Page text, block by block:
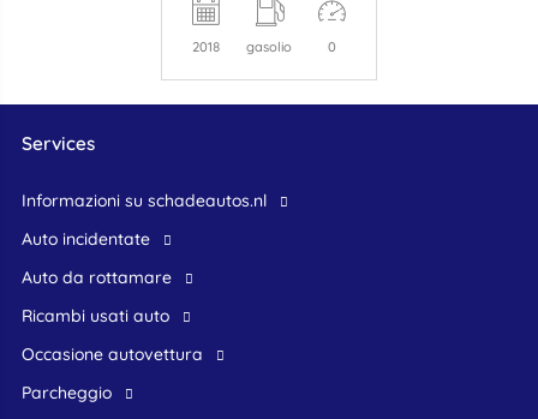
2018 gasolio 0
Services
Informazioni su schadeautos.nl
Auto incidentate
Auto da rottamare
Ricambi usati auto
occasione autovettura
Parcheggio